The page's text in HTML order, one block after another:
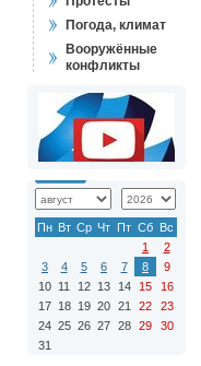
Погода, климат
Вооружённые
конфликты
Пн Вт Ср Чт Пт Сб Вс
1
2
3
4 5 6 7 8
9
10 11 12 13 14 15
16
17 18 19 20 21 22
23
24 25 26 27 28 29
30
31